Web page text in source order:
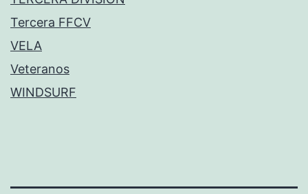
Tercera FFCV
VELA
Veteranos
WINDSURF